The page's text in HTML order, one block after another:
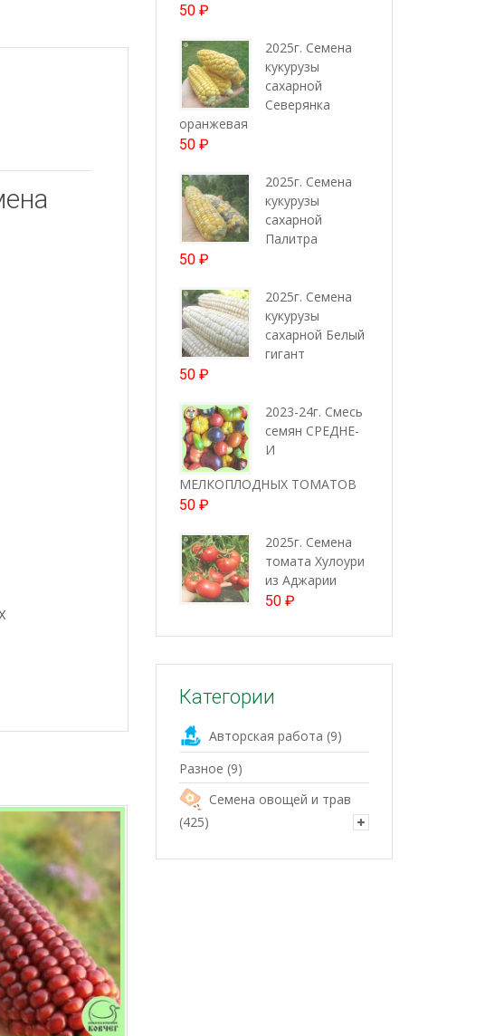
50 ₽
2025г. Семена
кукурузы
сахарной
Северянка
оранжевая
50 ₽
2025г. Семена
кукурузы
сахарной
Палитра
50 ₽
2025г. Семена
кукурузы
сахарной Белый
гигант
50 ₽
2023-24г. Смесь
семян СРЕДНЕ-
И
МЕЛКОПЛОДНЫХ ТОМАТОВ
50 ₽
2025г. Семена
томата Хулоури
из Аджарии
50 ₽
Категории
Авторская работа (9)
Разное (9)
Семена овощей и трав
(425)